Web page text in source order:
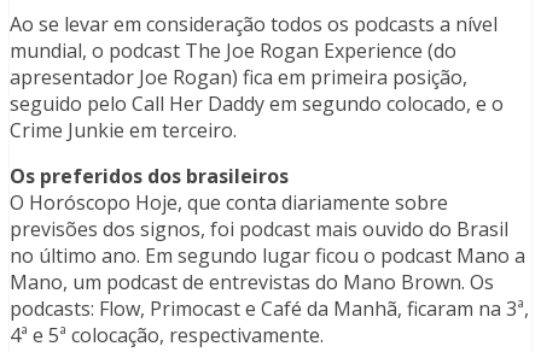
Ao se levar em consideração todos os podcasts a nível
mundial, o podcast The Joe Rogan Experience (do
apresentador Joe Rogan) fica em primeira posição,
seguido pelo Call Her Daddy em segundo colocado, e o
Crime Junkie em terceiro.
Os preferidos dos brasileiros
O Horóscopo Hoje, que conta diariamente sobre
previsões dos signos, foi podcast mais ouvido do Brasil
no último ano. Em segundo lugar ficou o podcast Mano a
Mano, um podcast de entrevistas do Mano Brown. Os
podcasts: Flow, Primocast e Café da Manhã, ficaram na 3ª,
4ª e 5ª colocação, respectivamente.